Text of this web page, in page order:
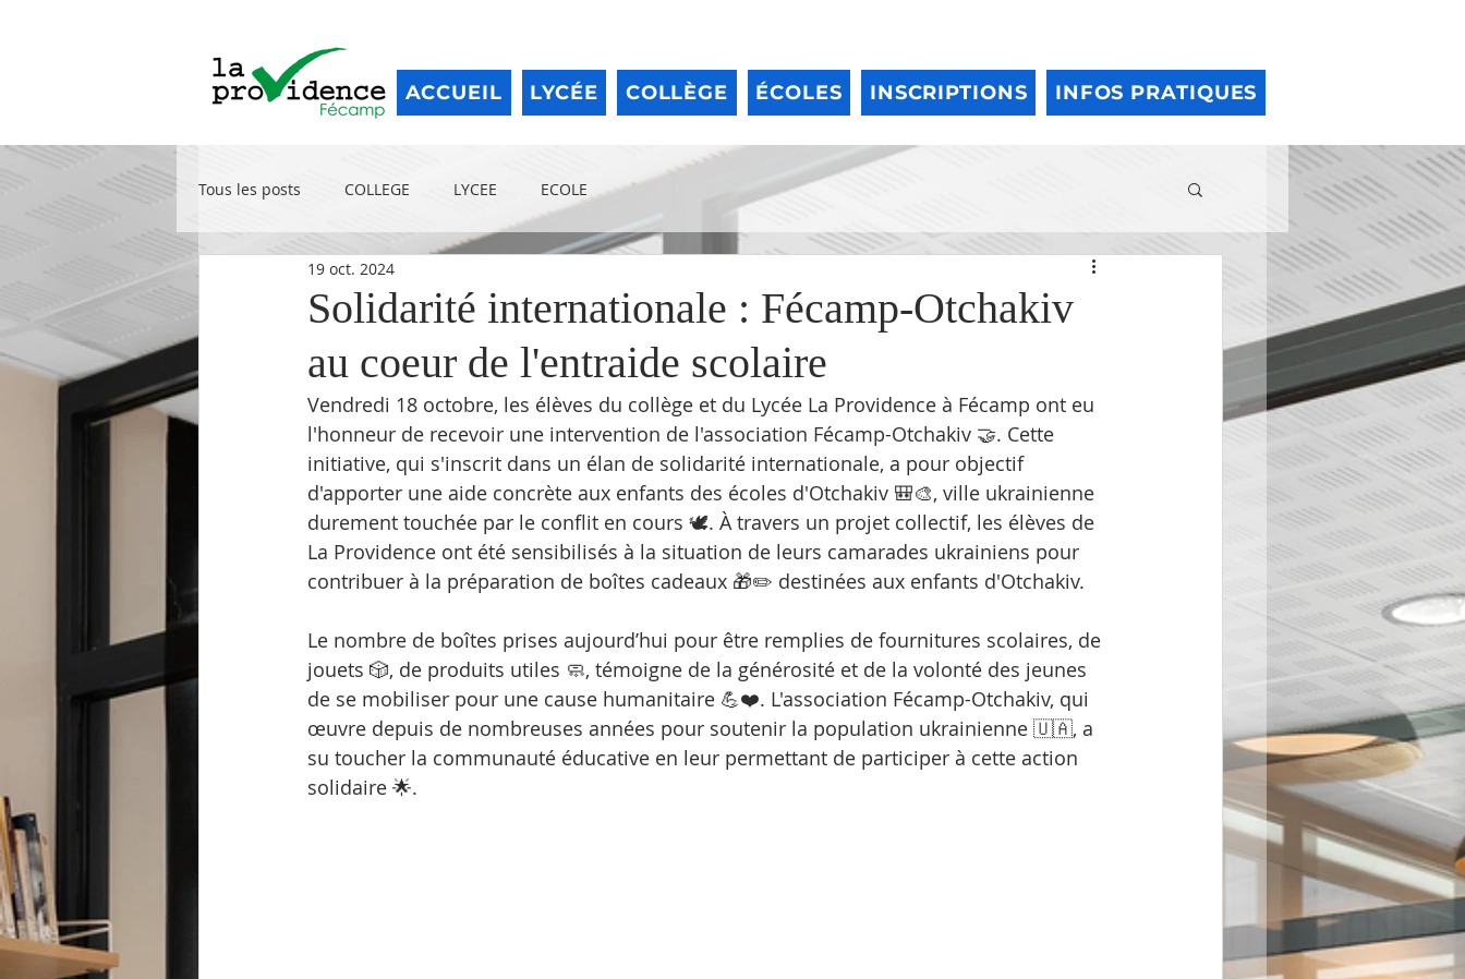
ACCUEIL LYCÉE COLLÈGE ÉCOLES INSCRIPTIONS INFOS PRATIQUES
Tous les posts COLLEGE LYCEE ECOLE
Solidarité internationale : Fécamp-Otchakiv
au coeur de l'entraide scolaire
19 oct. 2024
Vendredi 18 octobre, les élèves du collège et du Lycée La Providence à Fécamp ont eu
l'honneur de recevoir une intervention de l'association Fécamp-Otchakiv 🤝. Cette
initiative, qui s'inscrit dans un élan de solidarité internationale, a pour objectif
d'apporter une aide concrète aux enfants des écoles d'Otchakiv 🎒🎨, ville ukrainienne
durement touchée par le conflit en cours 🕊️. À travers un projet collectif, les élèves de
La Providence ont été sensibilisés à la situation de leurs camarades ukrainiens pour
contribuer à la préparation de boîtes cadeaux 🎁✏️ destinées aux enfants d'Otchakiv.
Le nombre de boîtes prises aujourd’hui pour être remplies de fournitures scolaires, de
jouets 🎲, de produits utiles 🧼, témoigne de la générosité et de la volonté des jeunes
de se mobiliser pour une cause humanitaire 💪❤️. L'association Fécamp-Otchakiv, qui
œuvre depuis de nombreuses années pour soutenir la population ukrainienne 🇺🇦, a
su toucher la communauté éducative en leur permettant de participer à cette action
solidaire 🌟.